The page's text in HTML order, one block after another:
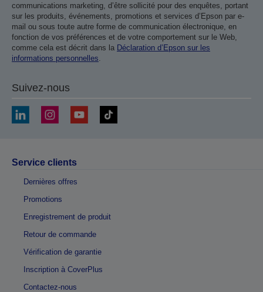
communications marketing, d’être sollicité pour des enquêtes, portant
sur les produits, événements, promotions et services d’Epson par e-
mail ou sous toute autre forme de communication électronique, en
fonction de vos préférences et de votre comportement sur le Web,
comme cela est décrit dans la Déclaration d’Epson sur les
informations personnelles
Suivez-nous
Service clients
Dernières offres
Promotions
Enregistrement de produit
Retour de commande
Vérification de garantie
Inscription à CoverPlus
Contactez-nous